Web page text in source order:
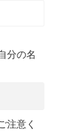
分の名
注意く